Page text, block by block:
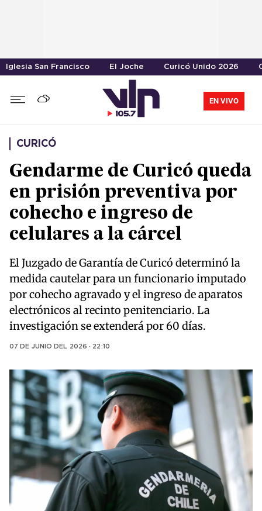
Iglesia San Francisco El Joche Curicó Unido 2026
EN VIVO
CURICÓ
Gendarme de Curicó queda
en prisión preventiva por
cohecho e ingreso de
celulares a la cárcel
El Juzgado de Garantía de Curicó determinó la
medida cautelar para un funcionario imputado
por cohecho agravado y el ingreso de aparatos
electrónicos al recinto penitenciario. La
investigación se extenderá por 60 días.
07 DE JUNIO DEL 2026 · 22:10